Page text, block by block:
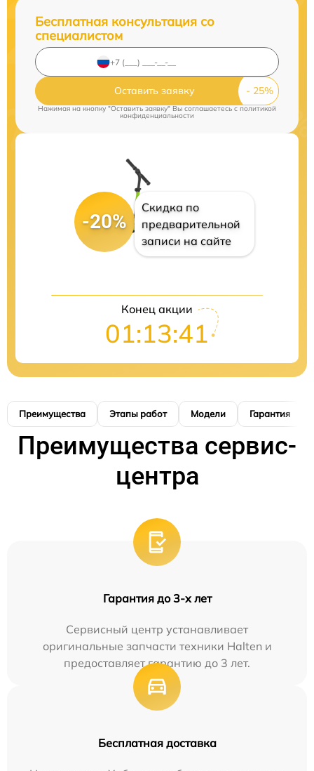
Бесплатная консультация со
специалистом
Оставить заявку
Нажимая на кнопку "Оставить заявку" Вы соглашаетесь cполитикой
конфиденциальности
-20%
Скидка по
предварительной
записи на сайте
Конец акции
01:13:40
Преимущества Этапы работ Модели Гарантия
Преимущества сервис-
центра
Гарантия до 3-х лет
Сервисный центр устанавливает
оригинальные запчасти техники Halten и
предоставляет гарантию до 3 лет.
Бесплатная доставка